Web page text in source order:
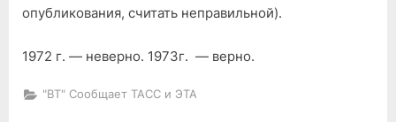
опубликования, считать неправильной).
1972 г. — неверно. 1973г. — верно.
"ВТ" Сообщает ТАСС и ЭТА